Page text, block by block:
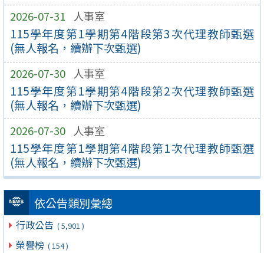
2026-07-31 人事室
115學年度第1學期第4階段第3次代理教師甄選
(無人報名，續辦下次甄選)
2026-07-30 人事室
115學年度第1學期第4階段第2次代理教師甄選
(無人報名，續辦下次甄選)
2026-07-30 人事室
115學年度第1學期第4階段第1次代理教師甄選
(無人報名，續辦下次甄選)
依公告類別彙總
行政公告 ( 5,901 )
榮譽榜 ( 154 )